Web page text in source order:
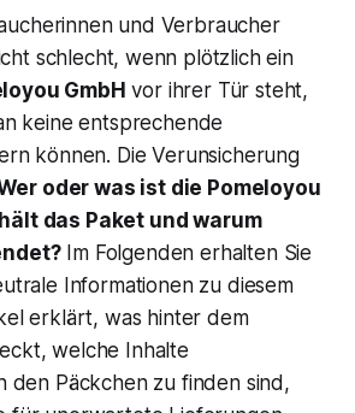
und Verbraucher
schlecht, wenn plötzlich ein
GmbH vor ihrer Tür steht,
keine entsprechende
können. Die Verunsicherung
oder was ist die Pomeloyou
das Paket und warum
Im Folgenden erhalten Sie
Informationen zu diesem
erklärt, was hinter dem
welche Inhalte
den Päckchen zu finden sind,